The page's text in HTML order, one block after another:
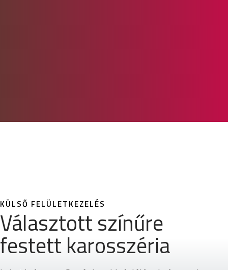
KÜLSŐ FELÜLETKEZELÉS
Választott színűre
festett karosszéria